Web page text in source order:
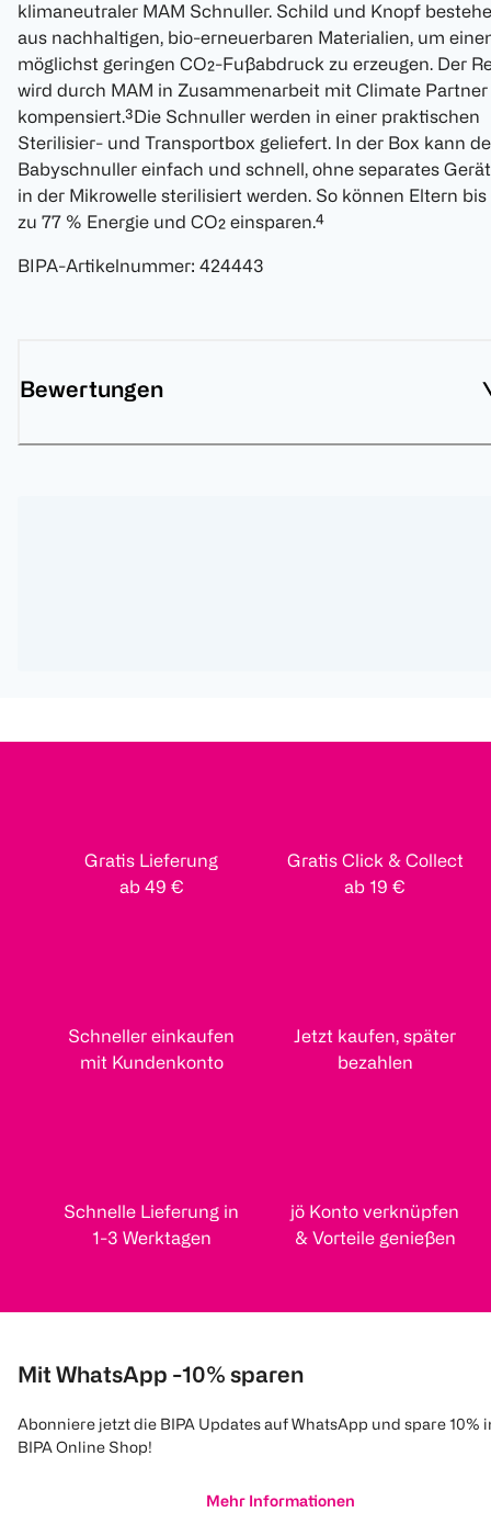
klimaneutraler MAM Schnuller. Schild und Knopf
aus nachhaltigen, bio-erneuerbaren Materialien, um
möglichst geringen CO₂-Fußabdruck zu erzeugen. Der
wird durch MAM in Zusammenarbeit mit Climate Partner
kompensiert.³Die Schnuller werden in einer praktischen
Sterilisier- und Transportbox geliefert. In der Box kann
Babyschnuller einfach und schnell, ohne separates Gerät
in der Mikrowelle sterilisiert werden. So können Eltern bis
zu 77 % Energie und CO₂ einsparen.⁴
BIPA-Artikelnummer: 424443
Bewertungen
Gratis Lieferung
ab 49 €
Gratis Click & Collect
ab 19 €
Schneller einkaufen
mit Kundenkonto
Jetzt kaufen, später
bezahlen
Schnelle Lieferung in
1-3 Werktagen
jö Konto verknüpfen
& Vorteile genießen
Mit WhatsApp -10% sparen
Abonniere jetzt die BIPA Updates auf WhatsApp und spare 10%
BIPA Online Shop!
Mehr Informationen